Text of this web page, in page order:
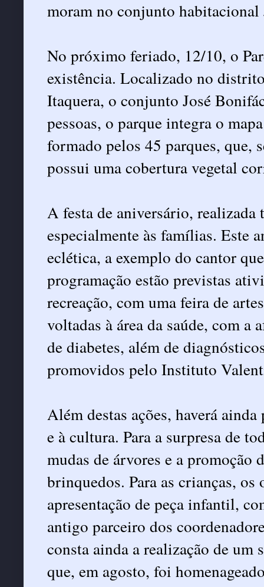
moram no conjunto
No próximo feriado, 12/10, o
existência. Localizado no
Itaquera, o conjunto José
pessoas, o parque integra o
formado pelos 45 parques, que,
possui uma cobertura vegetal
A festa de aniversário, realizada
especialmente às famílias. Este
eclética, a exemplo do cantor
programação estão previstas
recreação, com uma feira de
voltadas à área da saúde, com a
de diabetes, além de
promovidos pelo Instituto
Além destas ações, haverá
e à cultura. Para a surpresa de
mudas de árvores e a promoção
brinquedos. Para as crianças, os
apresentação de peça infantil,
antigo parceiro dos
consta ainda a realização de
que, em agosto, foi